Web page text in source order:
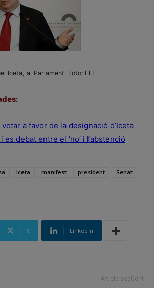
Iceta, al Parlament. Foto: EFE
a favor de la designació d’Iceta
es debat entre el ’no’ i l’abstenció
Iceta manifest president Senat
X Linkedin
Article següent